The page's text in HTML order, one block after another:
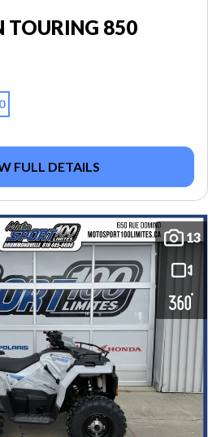
TOURING 850
FULL DETAILS
13